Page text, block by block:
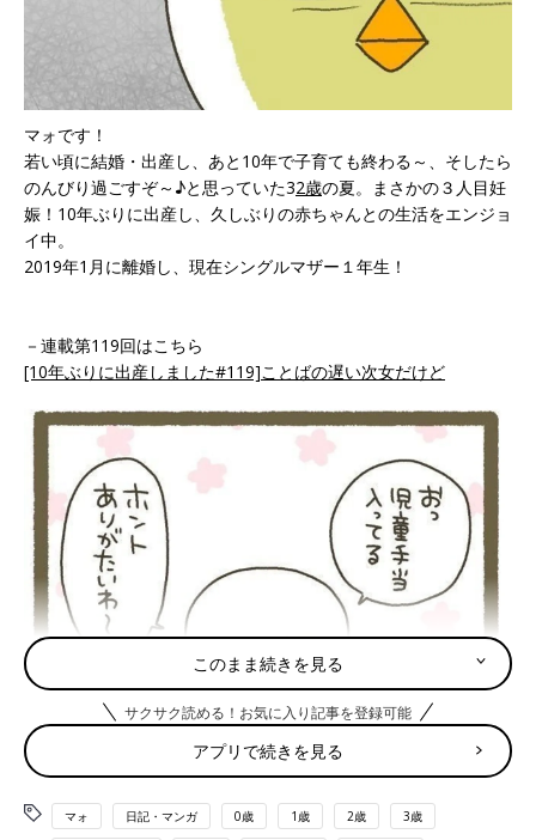
マォです！
若い頃に結婚・出産し、あと10年で子育ても終わる～、そしたら
のんびり過ごすぞ～♪と思っていた32歳の夏。まさかの３人目妊
娠！10年ぶりに出産し、久しぶりの赤ちゃんとの生活をエンジョ
イ中。
2019年1月に離婚し、現在シングルマザー１年生！
－連載第119回はこちら
[10年ぶりに出産しました#119]ことばの遅い次女だけど
このまま続きを見る
サクサク読める！お気に入り記事を登録可能
アプリで続きを見る
マォ 日記・マンガ 0歳 1歳 2歳 3歳